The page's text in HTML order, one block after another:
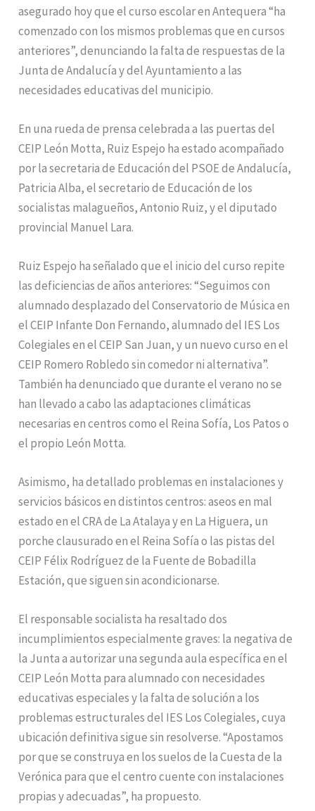
asegurado hoy que el curso escolar en Antequera “ha
comenzado con los mismos problemas que en cursos
anteriores”, denunciando la falta de respuestas de la
Junta de Andalucía y del Ayuntamiento a las
necesidades educativas del municipio.
En una rueda de prensa celebrada a las puertas del
CEIP León Motta, Ruiz Espejo ha estado acompañado
por la secretaria de Educación del PSOE de Andalucía,
Patricia Alba, el secretario de Educación de los
socialistas malagueños, Antonio Ruiz, y el diputado
provincial Manuel Lara.
Ruiz Espejo ha señalado que el inicio del curso repite
las deficiencias de años anteriores: “Seguimos con
alumnado desplazado del Conservatorio de Música en
el CEIP Infante Don Fernando, alumnado del IES Los
Colegiales en el CEIP San Juan, y un nuevo curso en el
CEIP Romero Robledo sin comedor ni alternativa”.
También ha denunciado que durante el verano no se
han llevado a cabo las adaptaciones climáticas
necesarias en centros como el Reina Sofía, Los Patos o
el propio León Motta.
Asimismo, ha detallado problemas en instalaciones y
servicios básicos en distintos centros: aseos en mal
estado en el CRA de La Atalaya y en La Higuera, un
porche clausurado en el Reina Sofía o las pistas del
CEIP Félix Rodríguez de la Fuente de Bobadilla
Estación, que siguen sin acondicionarse.
El responsable socialista ha resaltado dos
incumplimientos especialmente graves: la negativa de
la Junta a autorizar una segunda aula específica en el
CEIP León Motta para alumnado con necesidades
educativas especiales y la falta de solución a los
problemas estructurales del IES Los Colegiales, cuya
ubicación definitiva sigue sin resolverse. “Apostamos
por que se construya en los suelos de la Cuesta de la
Verónica para que el centro cuente con instalaciones
propias y adecuadas”, ha propuesto.